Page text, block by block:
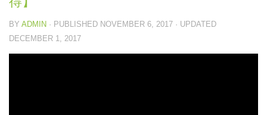
睇你有幾Green
低碳廚房
BY ADMIN · PUBLISHED NOVEMBER 6, 2017 · UPDATED
DECEMBER 1, 2017